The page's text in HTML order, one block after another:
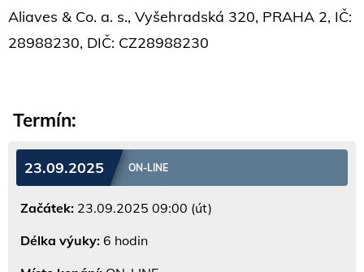
Aliaves & Co. a. s., Vyšehradská 320, PRAHA 2, IČ:
28988230, DIČ: CZ28988230
Termín:
23.09.2025 ON-LINE
Začátek: 23.09.2025 09:00 (út)
Délka výuky: 6 hodin